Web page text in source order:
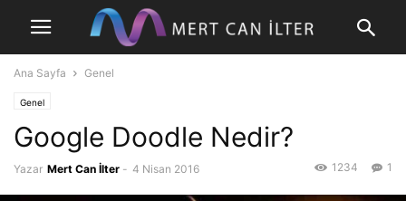
Ana Sayfa Genel
Genel
Google Doodle Nedir?
Yazar Mert Can İlter - 4 Nisan 2016 1
1234